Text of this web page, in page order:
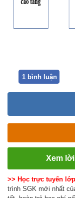
1 bình luận
Xem
>> Học trực tuyến
trình SGK mới nhất